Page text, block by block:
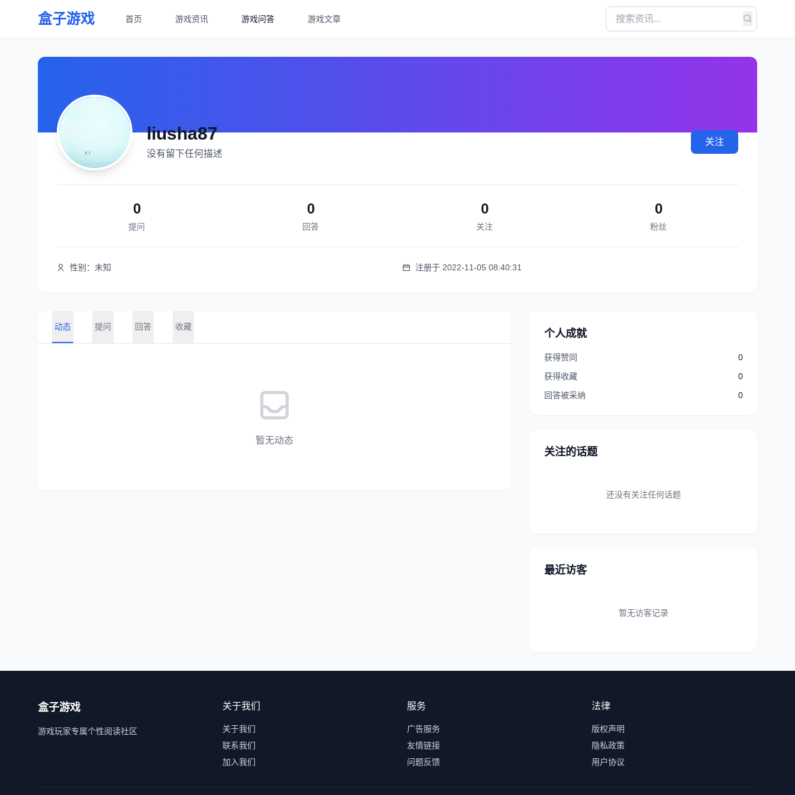
盒子游戏 首页 游戏资讯 游戏问答 游戏文章
liusha87
没有留下任何描述
关注
0
提问
0
回答
0
关注
0
粉丝
性别：未知 注册于 2022-11-05 08:40:31
动态 提问 回答 收藏
暂无动态
个人成就
获得赞同
0
获得收藏
0
回答被采纳
0
关注的话题
还没有关注任何话题
最近访客
暂无访客记录
盒子游戏
游戏玩家专属个性阅读社区
关于我们
关于我们
联系我们
加入我们
服务
广告服务
友情链接
问题反馈
法律
版权声明
隐私政策
用户协议